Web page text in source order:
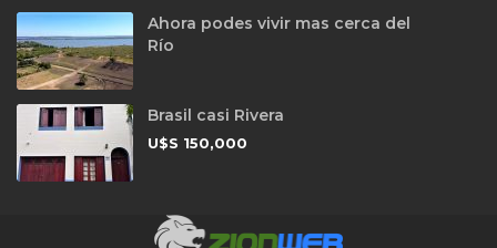
Ahora podes vivir mas cerca del
Río
Brasil casi Rivera
U$S 150,000